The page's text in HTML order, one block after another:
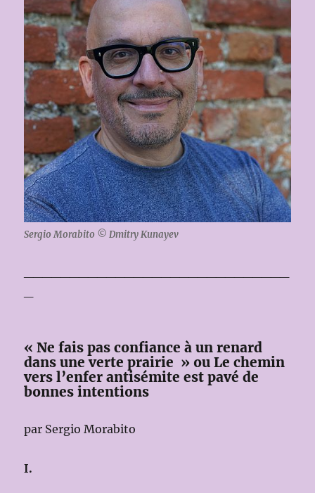
Sergio Morabito © Dmitry Kunayev
« Ne fais pas confiance à un renard
dans une verte prairie » ou Le chemin
vers l’enfer antisémite est pavé de
bonnes intentions
par Sergio Morabito
I.